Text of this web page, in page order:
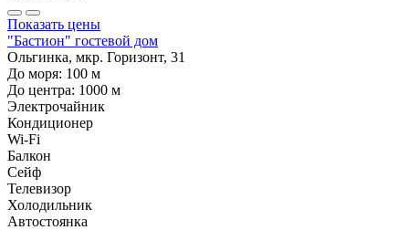
Показать цены
"Бастион" гостевой дом
Ольгинка, мкр. Горизонт, 31
До моря: 100 м
До центра: 1000 м
Электрочайник
Кондиционер
Wi-Fi
Балкон
Сейф
Телевизор
Холодильник
Автостоянка